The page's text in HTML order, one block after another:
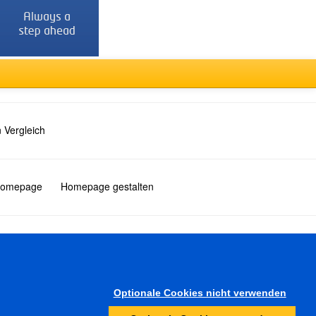
Vergleich
Homepage gestalten
Optionale Cookies nicht verwenden